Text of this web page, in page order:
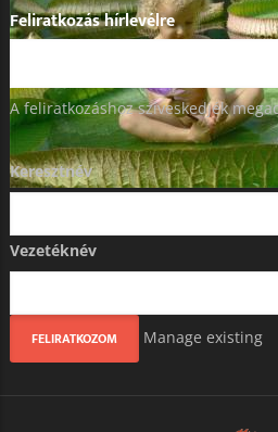
Feliratkozás hírlevélre
A feliratkozáshoz szíveskedjék
Keresztnév
Vezetéknév
Manage existing